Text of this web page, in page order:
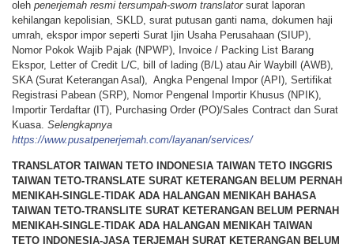
oleh penerjemah resmi tersumpah-sworn translatorsurat laporan
kehilangan kepolisian, SKLD, surat putusan ganti nama, dokumen haji
umrah, ekspor impor seperti Surat Ijin Usaha Perusahaan (SIUP),
Nomor Pokok Wajib Pajak (NPWP), Invoice / Packing List Barang
Ekspor, Letter of Credit L/C, bill of lading (B/L) atau Air Waybill (AWB),
SKA (Surat Keterangan Asal), Angka Pengenal Impor (API), Sertifikat
Registrasi Pabean (SRP), Nomor Pengenal Importir Khusus (NPIK),
Importir Terdaftar (IT), Purchasing Order (PO)/Sales Contract dan Surat
Kuasa. Selengkapnya
https://www.pusatpenerjemah.com/layanan/services/
TRANSLATOR TAIWAN TETO INDONESIA TAIWAN TETO INGGRIS
TAIWAN TETO-TRANSLATE SURAT KETERANGAN BELUM PERNAH
MENIKAH-SINGLE-TIDAK ADA HALANGAN MENIKAH BAHASA
TAIWAN TETO-TRANSLITE SURAT KETERANGAN BELUM PERNAH
MENIKAH-SINGLE-TIDAK ADA HALANGAN MENIKAH TAIWAN
TETO INDONESIA-JASA TERJEMAH SURAT KETERANGAN BELUM